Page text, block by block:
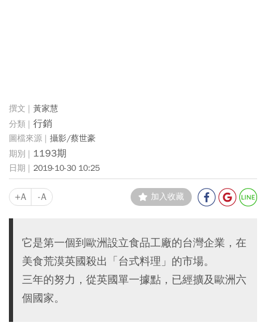
黃家慧
行銷
攝影/蔡世豪
1193期
2019-10-30 10:25
+A -A 加入收藏
它是第一個到歐洲設立食品工廠的台灣企業，在
美食荒漠英國殺出「台式料理」的市場。
三年的努力，從英國單一據點，已經擴及歐洲六
個國家。